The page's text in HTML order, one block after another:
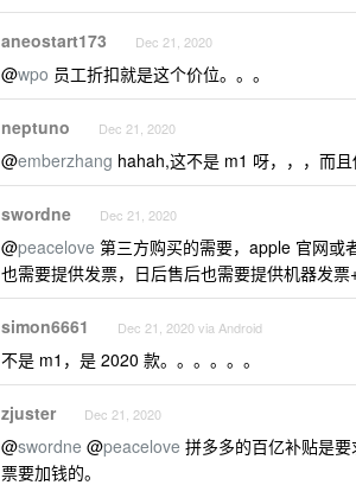
aneostart173 Dec 21, 2020
@wpo 员工折扣就是这个价位。。。
neptuno Dec 21, 2020
@emberzhang hahah,这不是 m1 呀，，，而
swordne Dec 21, 2020
@peacelove 第三方购买的需要，apple 官网或
也需要提供发票，日后售后也需要提供机器发票
simon6661 Dec 21, 2020 via Android
不是 m1，是 2020 款。。。。。。
zjuster Dec 21, 2020
@swordne @peacelove 拼多多的百亿补贴是
票要加钱的。